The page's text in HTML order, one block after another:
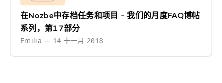
在Nozbe中存档任务和项目 - 我们的月度FAQ博帖
系列，第17部分
Emilia— 14 十一月 2018